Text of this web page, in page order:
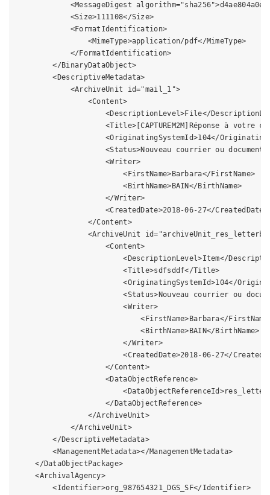
<MessageDigest
            <Size>111108</Size>
            <FormatIdentification>
                <MimeType>application/pdf</MimeType>
            </FormatIdentification>
        </BinaryDataObject>
        <DescriptiveMetadata>
            <ArchiveUnit id="mail_1">
                <Content>
<DescriptionLevel>File</
<Title>[CAPTUREM2M]Réponse à votre
<OriginatingSystemId>104</
<Status>Nouveau courrier ou document
                    <Writer>
                        <FirstName>Barbara</FirstName>
                        <BirthName>BAIN</BirthName>
                    </Writer>
                    <CreatedDate>2018-06-27</CreatedDate>
                </Content>
<ArchiveUnit
                    <Content>
<DescriptionLevel>Item</
                        <Title>sdfsddf</Title>
<OriginatingSystemId>104</
<Status>Nouveau courrier ou
                        <Writer>
<FirstName>Barbara</
                            <BirthName>BAIN</BirthName>
                        </Writer>
<CreatedDate>2018-06-27</
                    </Content>
                    <DataObjectReference>
                    </DataObjectReference>
                </ArchiveUnit>
            </ArchiveUnit>
        </DescriptiveMetadata>
        <ManagementMetadata></ManagementMetadata>
    </DataObjectPackage>
    <ArchivalAgency>
        <Identifier>org_987654321_DGS_SF</Identifier>